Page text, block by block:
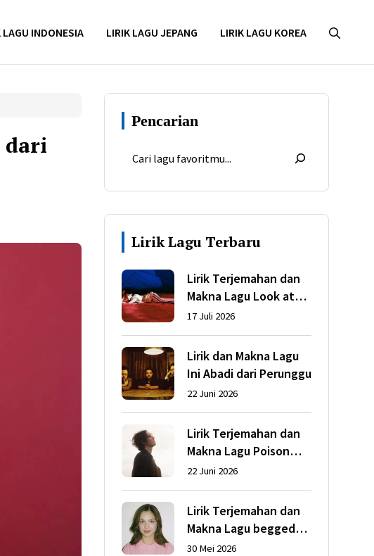
LAGU INDONESIA LIRIK LAGU JEPANG LIRIK LAGU KOREA
dari
Pencarian
Lirik Lagu Terbaru
Lirik Terjemahan dan
Makna Lagu Look at
My Life dari Gracie
Abrams
17 Juli 2026
Lirik dan Makna Lagu
Ini Abadi dari Perunggu
22 Juni 2026
Lirik Terjemahan dan
Makna Lagu Poison
dari Dean Lewis
22 Juni 2026
Lirik Terjemahan dan
Makna Lagu begged
dari Olivia Rodrigo
30 Mei 2026